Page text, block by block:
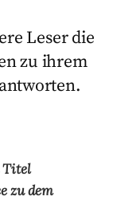
Leser die
zu ihrem
Titel
zu dem